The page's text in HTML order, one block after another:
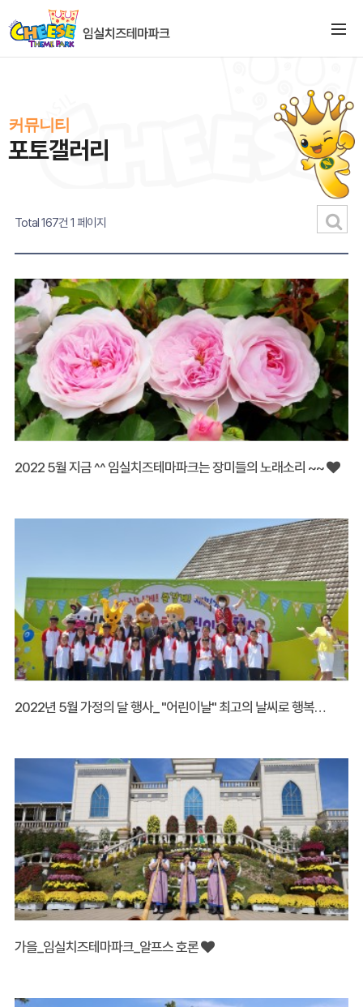
커뮤니티
포토갤러리
Total 167건 1 페이지
2022 5월 지금 ^^ 임실치즈테마파크는 장미들의 노래소리 ~~
2022년 5월 가정의 달 행사_ "어린이날" 최고의 날씨로 행복
가을_임실치즈테마파크_알프스 호론